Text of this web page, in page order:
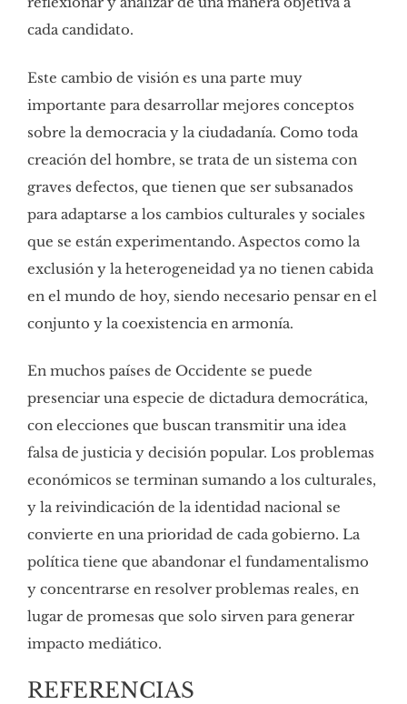
cada candidato.
Este cambio de visión es una parte muy
importante para desarrollar mejores conceptos
sobre la democracia y la ciudadanía. Como toda
creación del hombre, se trata de un sistema con
graves defectos, que tienen que ser subsanados
para adaptarse a los cambios culturales y sociales
que se están experimentando. Aspectos como la
exclusión y la heterogeneidad ya no tienen cabida
en el mundo de hoy, siendo necesario pensar en el
conjunto y la coexistencia en armonía.
En muchos países de Occidente se puede
presenciar una especie de dictadura democrática,
con elecciones que buscan transmitir una idea
falsa de justicia y decisión popular. Los problemas
económicos se terminan sumando a los culturales,
y la reivindicación de la identidad nacional se
convierte en una prioridad de cada gobierno. La
política tiene que abandonar el fundamentalismo
y concentrarse en resolver problemas reales, en
lugar de promesas que solo sirven para generar
impacto mediático.
REFERENCIAS